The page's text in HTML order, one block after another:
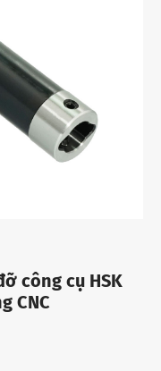
công cụ HSK
CNC